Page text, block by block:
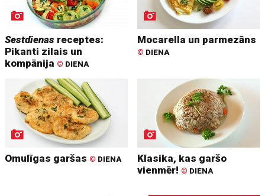
Sestdienas receptes:
Pikanti zilais un
kompānija © DIENA
Mocarella un parmezāns
© DIENA
Omulīgas garšas © DIENA
Klasika, kas garšo
vienmēr! © DIENA